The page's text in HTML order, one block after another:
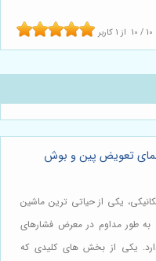
10 / 10 از 1 کاربر
تعویض پین و بوش
یکی از حیاتی ترین ماشین
به طور مداوم در معرض فشارهای
یکی از بخش های کلیدی که